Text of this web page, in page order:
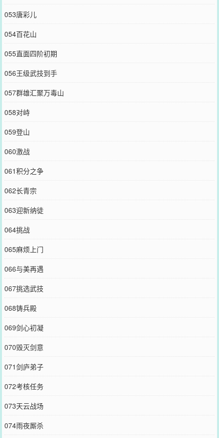
053唐彩儿
054百花山
055直面四阶初期
056王级武技到手
057群雄汇聚万毒山
058对峙
059登山
060激战
061积分之争
062长青宗
063迎新纳徒
064挑战
065麻烦上门
066与美再遇
067挑选武技
068铸兵殿
069剑心初凝
070毁灭剑意
071剑庐弟子
072考核任务
073天云战场
074雨夜厮杀